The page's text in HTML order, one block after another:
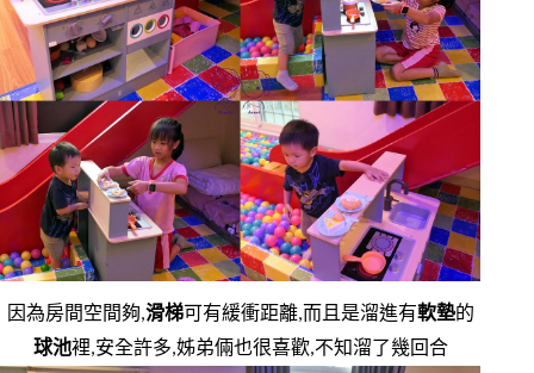
因為房間空間夠,滑梯可有緩衝距離,而且是溜進有軟墊的
球池裡,安全許多,姊弟倆也很喜歡,不知溜了幾回合